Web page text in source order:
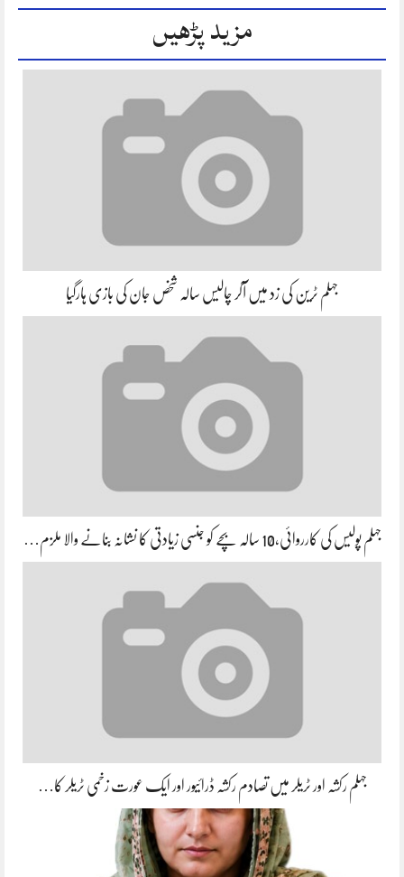
مزید پڑھیں
جہلم ٹرین کی زد میں آکر چالیس سالہ شخص جان کی بازی ہارگیا
جہلم پولیس کی کارروائی،10 سالہ بچے کو جنسی زیادتی کا نشانہ بنانے والا ملزم…
جہلم رکشہ اور ٹریلر میں تصادم رکشہ ڈرائیور اور ایک عورت زخمی ٹریلر کا…